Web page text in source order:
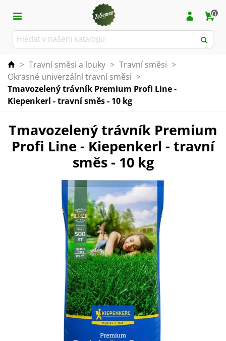
0
> Travní směsi a louky > Travní směsi >
Okrasné univerzální travní směsi >
Tmavozelený trávník Premium Profi Line -
Kiepenkerl - travní směs - 10 kg
Tmavozelený trávník Premium
Profi Line - Kiepenkerl - travní
směs - 10 kg